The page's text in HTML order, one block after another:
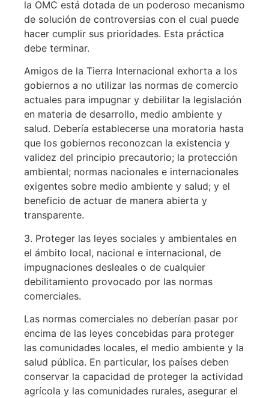
la OMC está dotada de un poderoso mecanismo
de solución de controversias con el cual puede
hacer cumplir sus prioridades. Esta práctica
debe terminar.
Amigos de la Tierra Internacional exhorta a los
gobiernos a no utilizar las normas de comercio
actuales para impugnar y debilitar la legislación
en materia de desarrollo, medio ambiente y
salud. Debería establecerse una moratoria hasta
que los gobiernos reconozcan la existencia y
validez del principio precautorio; la protección
ambiental; normas nacionales e internacionales
exigentes sobre medio ambiente y salud; y el
beneficio de actuar de manera abierta y
transparente.
3. Proteger las leyes sociales y ambientales en
el ámbito local, nacional e internacional, de
impugnaciones desleales o de cualquier
debilitamiento provocado por las normas
comerciales.
Las normas comerciales no deberían pasar por
encima de las leyes concebidas para proteger
las comunidades locales, el medio ambiente y la
salud pública. En particular, los países deben
conservar la capacidad de proteger la actividad
agrícola y las comunidades rurales, asegurar el